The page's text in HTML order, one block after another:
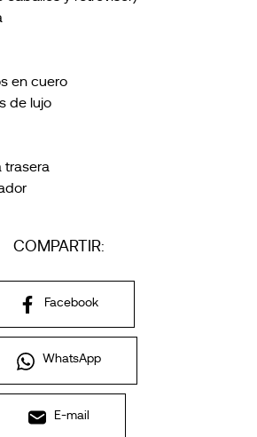
en cuero
de lujo
trasera
COMPARTIR:
Facebook
WhatsApp
E-mail